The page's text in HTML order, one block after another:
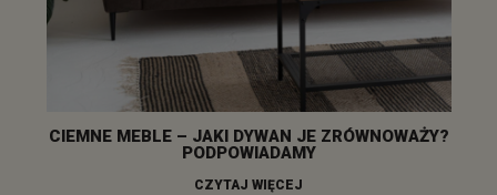
CIEMNE MEBLE – JAKI DYWAN JE ZRÓWNOWAŻY?
PODPOWIADAMY
CZYTAJ WIĘCEJ